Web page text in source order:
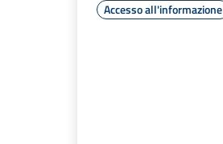
Accesso all'informazione